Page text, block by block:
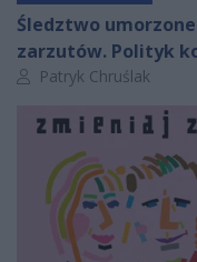
Śledztwo
zarzutów. Polityk
Autor artykułu:
Patryk Chruślak